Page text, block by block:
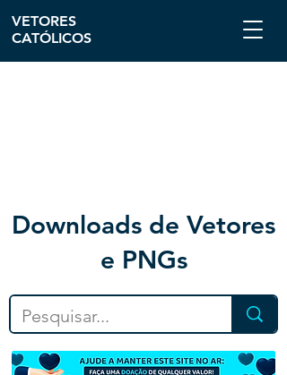
Downloads de Vetores
e PNGs
VETORES
CATÓLICOS